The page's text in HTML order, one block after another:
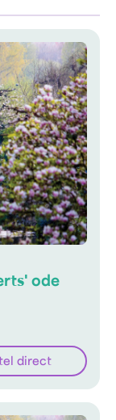
ode
direct